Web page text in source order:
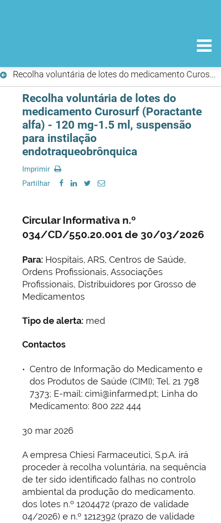
Recolha voluntária de lotes do medicamento Curosurf (Poractante alfa) - 120 mg-1.5 ml, suspensão para instilação endotraqueobrônquica
Recolha voluntária de lotes do
medicamento Curosurf (Poractante
alfa) - 120 mg-1.5 ml, suspensão
para instilação
endotraqueobrônquica
Imprimir
Partilhar
Circular Informativa n.º
034/CD/550.20.001 de 30/03/2026
Para: Hospitais, ARS, Centros de Saúde,
Ordens Profissionais, Associações
Profissionais, Distribuidores por Grosso de
Medicamentos
Tipo de alerta: med
Contactos
Centro de Informação do Medicamento e
dos Produtos de Saúde (CIMI); Tel. 21 798
7373; E-mail: cimi@infarmed.pt; Linha do
Medicamento: 800 222 444
30 mar 2026
A empresa Chiesi Farmaceutici, S.p.A. irá
proceder à recolha voluntária, na sequência
de ter sido identificado falhas no controlo
ambiental da produção do medicamento.
dos lotes n.º 1204472 (prazo de validade
04/2026) e n.º 1212392 (prazo de validade